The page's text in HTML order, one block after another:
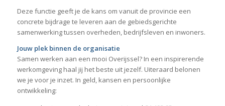
Deze functie geeft je de kans om vanuit de provincie een
concrete bijdrage te leveren aan de gebiedsgerichte
samenwerking tussen overheden, bedrijfsleven en inwoners.
Jouw plek binnen de organisatie
Samen werken aan een mooi Overijssel? In een inspirerende
werkomgeving haal jij het beste uit jezelf. Uiteraard belonen
we je voor je inzet. In geld, kansen en persoonlijke
ontwikkeling: